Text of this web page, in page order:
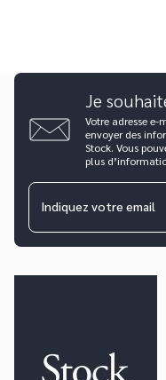
Je
Votre adresse
envoyer des
Stock. Vous
plus
Indiquez votre email